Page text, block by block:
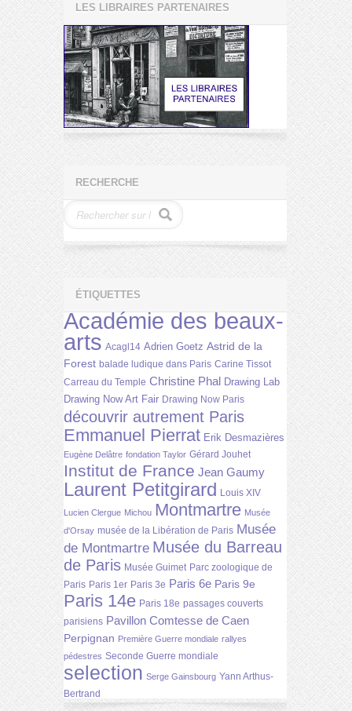
LES LIBRAIRES PARTENAIRES
RECHERCHE
ÉTIQUETTES
Académie des beaux-
arts Acagl14 Adrien Goetz Astrid de la
Forest balade ludique dans Paris Carine Tissot
Carreau du Temple Christine Phal Drawing Lab
Drawing Now Art Fair Drawing Now Paris
découvrir autrement Paris
Emmanuel Pierrat Erik Desmazières
Eugène Delâtre fondation Taylor Gérard Jouhet
Institut de France Jean Gaumy
Laurent Petitgirard Louis XIV
Lucien Clergue Michou Montmartre Musée
d'Orsay musée de la Libération de Paris Musée
de Montmartre Musée du Barreau
de Paris Musée Guimet Parc zoologique de
Paris Paris 1er Paris 3e Paris 6e Paris 9e
Paris 14e Paris 18e passages couverts
parisiens Pavillon Comtesse de Caen
Perpignan Première Guerre mondiale rallyes
pédestres Seconde Guerre mondiale
selection Serge Gainsbourg Yann Arthus-
Bertrand